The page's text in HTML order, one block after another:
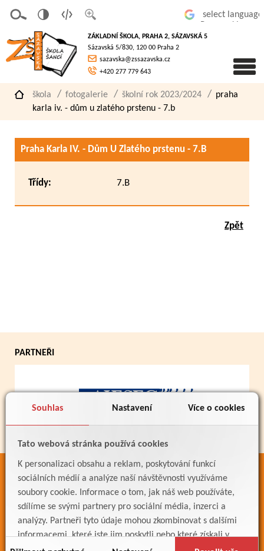
Souhlas Nastavení Více o cookies
Tato webová stránka používá cookies
K personalizaci obsahu a reklam, poskytování funkcí
sociálních médií a analýze naší návštěvnosti využíváme
soubory cookie. Informace o tom, jak náš web používáte,
sdílíme se svými partnery pro sociální média, inzerci a
analýzy. Partneři tyto údaje mohou zkombinovat s dalšími
informacemi, které jste jim poskytli nebo které získali v
důsledku toho, že používáte jejich služby.
písmo
á
verze
pro
slaboz
raké
ZÁKLADNÍ ŠKOLA, PRAHA 2, SÁZAVSKÁ 5
Sázavská 5/830, 120 00 Praha 2
sazavska@zssazavska.cz
+420 277 779 643
škola fotogalerie školní rok 2023/2024
praha
karla iv. - dům u zlatého prstenu - 7.b
Praha Karla IV. - Dům U Zlatého prstenu - 7.B
Třídy: 7.B
Zpět
PARTNEŘI
ODKAZY
Bakaláři
Jídelníček
Meteostanice